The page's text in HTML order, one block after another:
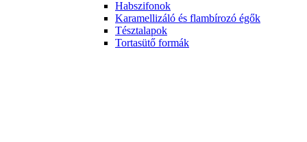
Habszifonok
Karamellizáló és flambírozó égők
Tésztalapok
Tortasütő formák